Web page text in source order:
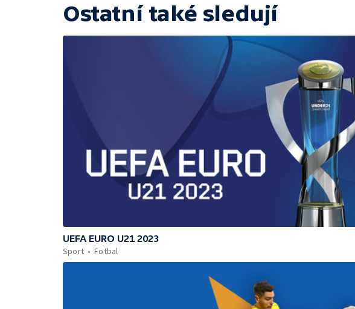
Ostatní také sledují
UEFA EURO U21 2023
Sport
Fotbal